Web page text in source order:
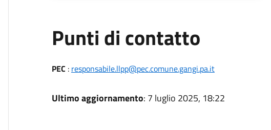
Punti di contatto
PEC : responsabile.llpp@pec.comune.gangi.pa.it
Ultimo aggiornamento: 7 luglio 2025, 18:22